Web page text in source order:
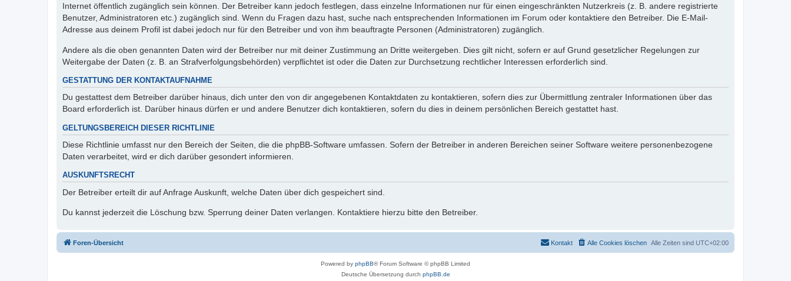
Internet öffentlich zugänglich sein können. Der Betreiber kann jedoch festlegen, dass einzelne Informationen nur für einen eingeschränkten Nutzerkreis (z. B. andere registrierte
Benutzer, Administratoren etc.) zugänglich sind. Wenn du Fragen dazu hast, suche nach entsprechenden Informationen im Forum oder kontaktiere den Betreiber. Die E-Mail-
Adresse aus deinem Profil ist dabei jedoch nur für den Betreiber und von ihm beauftragte Personen (Administratoren) zugänglich.
Andere als die oben genannten Daten wird der Betreiber nur mit deiner Zustimmung an Dritte weitergeben. Dies gilt nicht, sofern er auf Grund gesetzlicher Regelungen zur
Weitergabe der Daten (z. B. an Strafverfolgungsbehörden) verpflichtet ist oder die Daten zur Durchsetzung rechtlicher Interessen erforderlich sind.
GESTATTUNG DER KONTAKTAUFNAHME
Du gestattest dem Betreiber darüber hinaus, dich unter den von dir angegebenen Kontaktdaten zu kontaktieren, sofern dies zur Übermittlung zentraler Informationen über das
Board erforderlich ist. Darüber hinaus dürfen er und andere Benutzer dich kontaktieren, sofern du dies in deinem persönlichen Bereich gestattet hast.
GELTUNGSBEREICH DIESER RICHTLINIE
Diese Richtlinie umfasst nur den Bereich der Seiten, die die phpBB-Software umfassen. Sofern der Betreiber in anderen Bereichen seiner Software weitere personenbezogene
Daten verarbeitet, wird er dich darüber gesondert informieren.
AUSKUNFTSRECHT
Der Betreiber erteilt dir auf Anfrage Auskunft, welche Daten über dich gespeichert sind.
Du kannst jederzeit die Löschung bzw. Sperrung deiner Daten verlangen. Kontaktiere hierzu bitte den Betreiber.
Foren-Übersicht Alle Zeiten sind UTC+02:00
Alle Cookies löschen
Kontakt
Powered by phpBB® Forum Software © phpBB Limited
Deutsche Übersetzung durch phpBB.de